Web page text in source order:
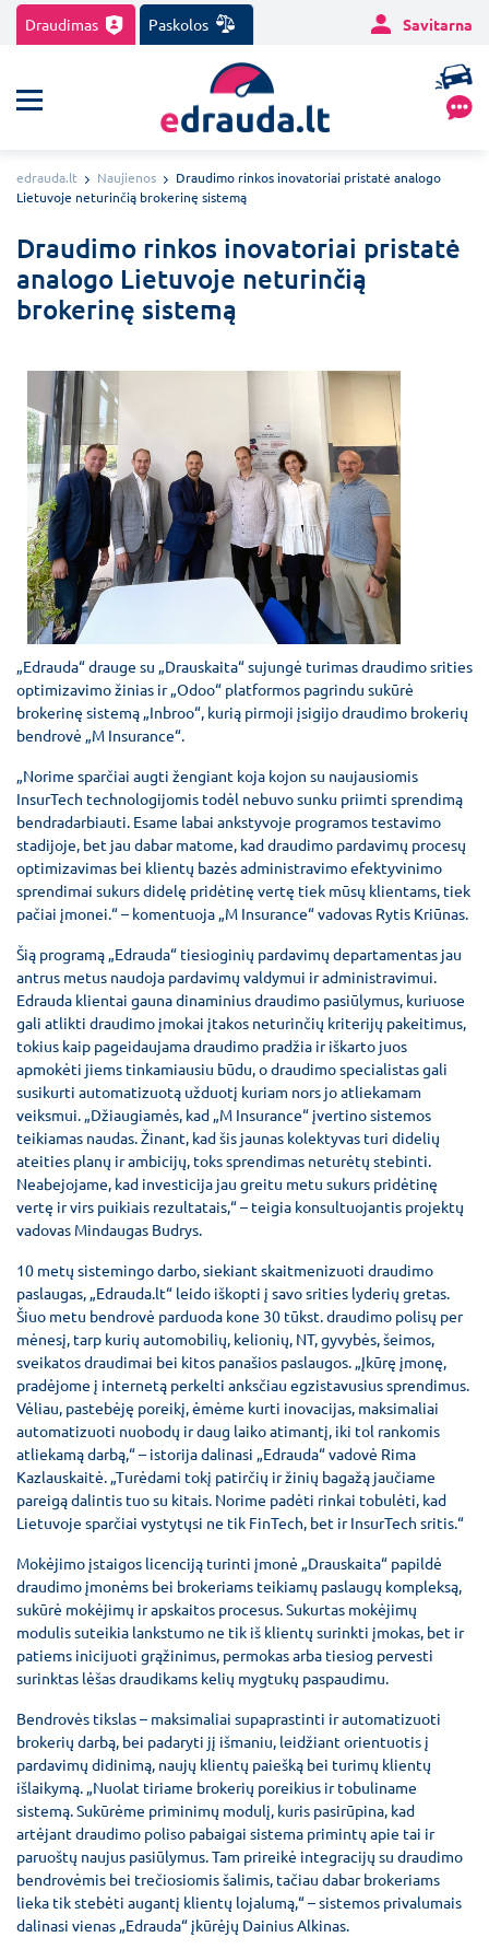
Draudimas Paskolos Savitarna
edrauda.lt Naujienos
Draudimo rinkos inovatoriai pristatė analogo
Lietuvoje neturinčią brokerinę sistemą
Draudimo rinkos inovatoriai pristatė
analogo Lietuvoje neturinčią
brokerinę sistemą
„Edrauda“ drauge su „Drauskaita“ sujungė turimas draudimo srities
optimizavimo žinias ir „Odoo“ platformos pagrindu sukūrė
brokerinę sistemą „Inbroo“, kurią pirmoji įsigijo draudimo brokerių
bendrovė „M Insurance“.
„Norime sparčiai augti žengiant koja kojon su naujausiomis
InsurTech technologijomis todėl nebuvo sunku priimti sprendimą
bendradarbiauti. Esame labai ankstyvoje programos testavimo
stadijoje, bet jau dabar matome, kad draudimo pardavimų procesų
optimizavimas bei klientų bazės administravimo efektyvinimo
sprendimai sukurs didelę pridėtinę vertę tiek mūsų klientams, tiek
pačiai įmonei.“ – komentuoja „M Insurance“ vadovas Rytis Kriūnas.
Šią programą „Edrauda“ tiesioginių pardavimų departamentas jau
antrus metus naudoja pardavimų valdymui ir administravimui.
Edrauda klientai gauna dinaminius draudimo pasiūlymus, kuriuose
gali atlikti draudimo įmokai įtakos neturinčių kriterijų pakeitimus,
tokius kaip pageidaujama draudimo pradžia ir iškarto juos
apmokėti jiems tinkamiausiu būdu, o draudimo specialistas gali
susikurti automatizuotą užduotį kuriam nors jo atliekamam
veiksmui. „Džiaugiamės, kad „M Insurance“ įvertino sistemos
teikiamas naudas. Žinant, kad šis jaunas kolektyvas turi didelių
ateities planų ir ambicijų, toks sprendimas neturėtų stebinti.
Neabejojame, kad investicija jau greitu metu sukurs pridėtinę
vertę ir virs puikiais rezultatais,“ – teigia konsultuojantis projektų
vadovas Mindaugas Budrys.
10 metų sistemingo darbo, siekiant skaitmenizuoti draudimo
paslaugas, „Edrauda.lt“ leido iškopti į savo srities lyderių gretas.
Šiuo metu bendrovė parduoda kone 30 tūkst. draudimo polisų per
mėnesį, tarp kurių automobilių, kelionių, NT, gyvybės, šeimos,
sveikatos draudimai bei kitos panašios paslaugos. „Įkūrę įmonę,
pradėjome į internetą perkelti anksčiau egzistavusius sprendimus.
Vėliau, pastebėję poreikį, ėmėme kurti inovacijas, maksimaliai
automatizuoti nuobodų ir daug laiko atimantį, iki tol rankomis
atliekamą darbą,“ – istorija dalinasi „Edrauda“ vadovė Rima
Kazlauskaitė. „Turėdami tokį patirčių ir žinių bagažą jaučiame
pareigą dalintis tuo su kitais. Norime padėti rinkai tobulėti, kad
Lietuvoje sparčiai vystytųsi ne tik FinTech, bet ir InsurTech sritis.“
Mokėjimo įstaigos licenciją turinti įmonė „Drauskaita“ papildė
draudimo įmonėms bei brokeriams teikiamų paslaugų kompleksą,
sukūrė mokėjimų ir apskaitos procesus. Sukurtas mokėjimų
modulis suteikia lankstumo ne tik iš klientų surinkti įmokas, bet ir
patiems inicijuoti grąžinimus, permokas arba tiesiog pervesti
surinktas lėšas draudikams kelių mygtukų paspaudimu.
Bendrovės tikslas – maksimaliai supaprastinti ir automatizuoti
brokerių darbą, bei padaryti jį išmaniu, leidžiant orientuotis į
pardavimų didinimą, naujų klientų paiešką bei turimų klientų
išlaikymą. „Nuolat tiriame brokerių poreikius ir tobuliname
sistemą. Sukūrėme priminimų modulį, kuris pasirūpina, kad
artėjant draudimo poliso pabaigai sistema primintų apie tai ir
paruoštų naujus pasiūlymus. Tam prireikė integracijų su draudimo
bendrovėmis bei trečiosiomis šalimis, tačiau dabar brokeriams
lieka tik stebėti augantį klientų lojalumą,“ – sistemos privalumais
dalinasi vienas „Edrauda“ įkūrėjų Dainius Alkinas.